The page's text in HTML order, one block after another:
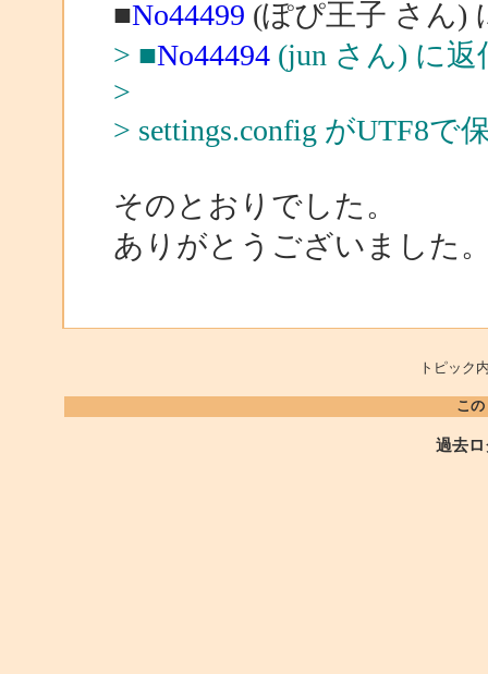
■No44499 (ぽぴ王子 さん)
> ■No44494(jun さん) に返
>
> settings.config がUTF8
そのとおりでした。
ありがとうございました
トピッ
こ
過去